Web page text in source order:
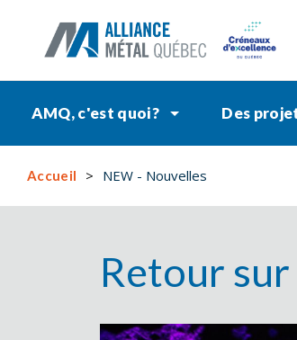
AMQ, c'est quoi? Des
Accueil NEW - Nouvelles
Retour